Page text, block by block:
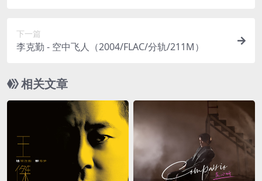
下一篇
李克勤 - 空中飞人（2004/FLAC/分轨/211M）
相关文章